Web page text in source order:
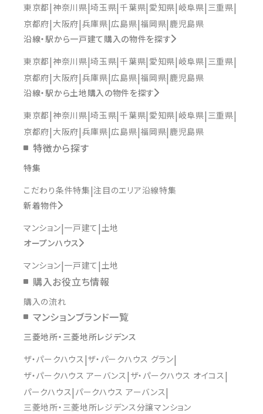
東京都 神奈川県 埼玉県 千葉県 愛知県 岐阜県 三重県
京都府 大阪府 兵庫県 広島県 福岡県 鹿児島県
沿線・駅から一戸建て購入の物件を探す
東京都 神奈川県 埼玉県 千葉県 愛知県 岐阜県 三重県
京都府 大阪府 兵庫県 広島県 福岡県 鹿児島県
沿線・駅から土地購入の物件を探す
東京都 神奈川県 埼玉県 千葉県 愛知県 岐阜県 三重県
京都府 大阪府 兵庫県 広島県 福岡県 鹿児島県
特徴から探す
特集
こだわり条件特集 注目のエリア沿線特集
新着物件
マンション 一戸建て 土地
オープンハウス
マンション 一戸建て 土地
購入お役立ち情報
購入の流れ
マンションブランド一覧
三菱地所・三菱地所レジデンス
ザ・パークハウス ザ・パークハウス グラン
ザ・パークハウス アーバンス ザ・パークハウス オイコス
パークハウス パークハウス アーバンス
三菱地所・三菱地所レジデンス分譲マンション